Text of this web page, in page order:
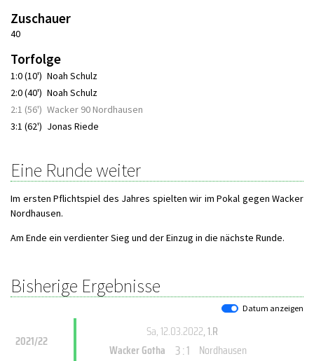
Zuschauer
40
Torfolge
1:0 (10') Noah Schulz
2:0 (40') Noah Schulz
2:1 (56') Wacker 90 Nordhausen
3:1 (62') Jonas Riede
Eine Runde weiter
Im ersten Pflichtspiel des Jahres spielten wir im Pokal gegen Wacker
Nordhausen.
Am Ende ein verdienter Sieg und der Einzug in die nächste Runde.
Bisherige Ergebnisse
Datum anzeigen
2021/22
Sa, 12.03.2022, 1.R
Wacker Gotha 3 : 1 Nordhausen